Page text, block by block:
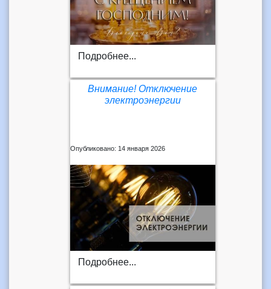
Подробнее...
Внимание! Отключение
электроэнергии
Опубликовано: 14 января 2026
Подробнее...